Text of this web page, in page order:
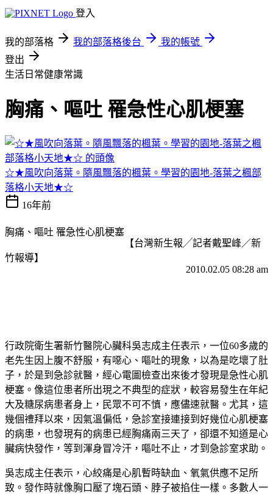
登入
我的部落格 我的部落格後台
我的帳號
登出
生活日常健康常識
胸痛、嘔吐 罹急性心肌梗塞
☆★風吹向落葉。隨風飄落的楓葉。學習的園地-落葉之楓部
落格小天地★☆
16年前
胸痛、嘔吐 罹急性心肌梗塞
【台灣新生報╱記者戴聖峰／新
竹報導】
2010.02.05 08:28 am
行政院衛生署新竹醫院心臟科吳志成主任表示，一位60多歲的
老先生因上腹不舒服，有噁心、嘔吐的現象，以為是吃壞了肚
子，於是到急診就醫，經心電圖檢查出來後才發現是急性心肌
梗塞。像這位患者所出現之不典型的症狀，較容易發生在年紀
大及糖尿病患者身上，民眾不可不慎，應儘速就醫。尤其，這
幾個禮拜以來，因氣溫偏低，急診室接連接到好幾位心肌梗塞
的病患，也發現有的病患已經胸痛兩三天了，卻還不知道是心
臟病快發作，等到渾身冒冷汗，嘔吐不止，才到急診室求助。
吳志成主任表示，心絞痛是心肌暫時缺血、氧氣供應不足所
致。發作時就像胸口壓了塊石頭、脖子被掐住一樣。多數人一